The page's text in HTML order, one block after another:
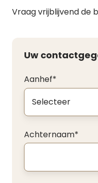
Uw
Aanhef*
Achternaam*
Vraag vrijblijvend de